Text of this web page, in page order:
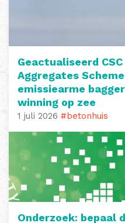
Geactualiseerd
Aggregates
emissiearme
winning op zee
1 juli 2026 #betonhuis
Onderzoek: bepaal